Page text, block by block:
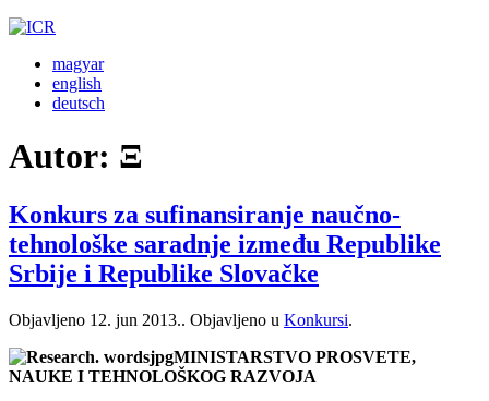
magyar
english
deutsch
Autor: Ξ
Konkurs za sufinansiranje naučno-
tehnološke saradnje između Republike
Srbije i Republike Slovačke
Objavljeno 12. jun 2013.. Objavljeno u Konkursi.
MINISTARSTVO PROSVETE,
NAUKE I TEHNOLOŠKOG RAZVOJA